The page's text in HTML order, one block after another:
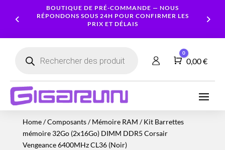
BOUTIQUE DE PRÉ-COMMANDE — NOUS
RÉPONDONS SOUS 24H POUR CONFIRMER LES
PRIX ET DÉLAIS
produits
Panier
0
0,00€
Home/Composants/Mémoire RAM / Kit Barrettes
mémoire 32Go (2x16Go) DIMM DDR5 Corsair
Vengeance 6400MHz CL36 (Noir)
Ordinateurs
Portables
Ordinateurs
Processeur
Graphique
Mémoire
Ecrans
Imprimantes
Serveur
NAS
SmartphonesLogiciels